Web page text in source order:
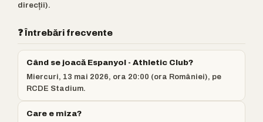
direcții).
❓ Întrebări frecvente
Când se joacă Espanyol - Athletic Club?
Miercuri, 13 mai 2026, ora 20:00 (ora României), pe
RCDE Stadium.
Care e miza?